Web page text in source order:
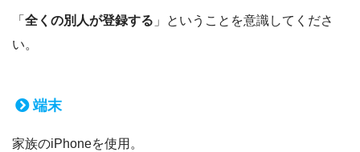
「 全くの別人が登録する 」ということを意識してくださ
い。
端末
家族のiPhoneを使用。